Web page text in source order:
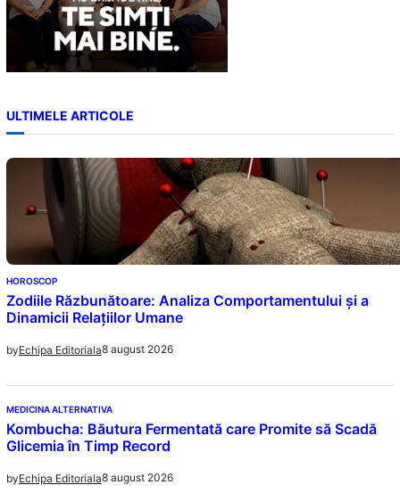
ULTIMELE ARTICOLE
HOROSCOP
Zodiile Răzbunătoare: Analiza Comportamentului și a
Dinamicii Relațiilor Umane
byEchipa Editoriala8 august 2026
MEDICINA ALTERNATIVA
Kombucha: Băutura Fermentată care Promite să Scadă
Glicemia în Timp Record
byEchipa Editoriala8 august 2026